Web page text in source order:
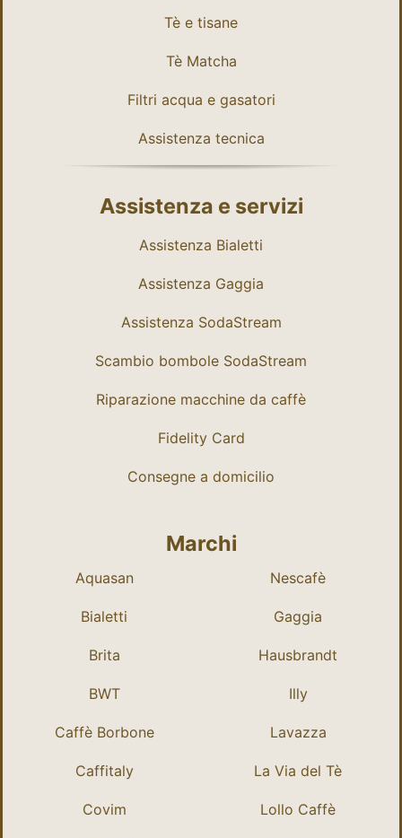
Tè e tisane
Tè Matcha
Filtri acqua e gasatori
Assistenza tecnica
Assistenza e servizi
Assistenza Bialetti
Assistenza Gaggia
Assistenza SodaStream
Scambio bombole SodaStream
Riparazione macchine da caffè
Fidelity Card
Consegne a domicilio
Marchi
Aquasan
Bialetti
Brita
BWT
Caffè Borbone
Caffitaly
Covim
Nescafè
Gaggia
Hausbrandt
Illy
Lavazza
La Via del Tè
Lollo Caffè